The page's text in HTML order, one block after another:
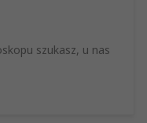
szukasz, u nas